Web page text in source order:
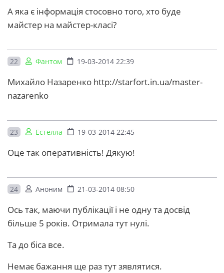
А яка є інформація стосовно того, хто буде
майстер на майстер-класі?
22 Фантом 19-03-2014 22:39
Михайло Назаренко http://starfort.in.ua/master-
nazarenko
23 Естелла 19-03-2014 22:45
Оце так оперативність! Дякую!
24 Аноним 21-03-2014 08:50
Ось так, маючи публікації і не одну та досвід
більше 5 років. Отримала тут нулі.
Та до біса все.
Немає бажання ще раз тут зявлятися.